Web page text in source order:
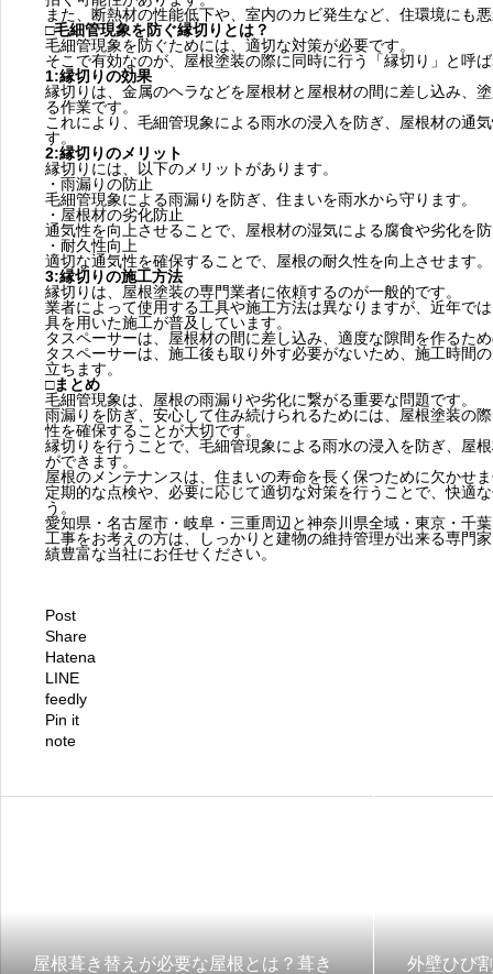
また、断熱材の性能低下や、室内のカビ発生など、住環境にも
□毛細管現象を防ぐ縁切りとは？
毛細管現象を防ぐためには、適切な対策が必要です。
そこで有効なのが、屋根塗装の際に同時に行う「縁切り」と呼
1:縁切りの効果
縁切りは、金属のヘラなどを屋根材と屋根材の間に差し込み、
る作業です。
これにより、毛細管現象による雨水の浸入を防ぎ、屋根材の通
す。
2:縁切りのメリット
縁切りには、以下のメリットがあります。
・雨漏りの防止
毛細管現象による雨漏りを防ぎ、住まいを雨水から守ります。
・屋根材の劣化防止
通気性を向上させることで、屋根材の湿気による腐食や劣化を
・耐久性向上
適切な通気性を確保することで、屋根の耐久性を向上させます。
3:縁切りの施工方法
縁切りは、屋根塗装の専門業者に依頼するのが一般的です。
業者によって使用する工具や施工方法は異なりますが、近年で
具を用いた施工が普及しています。
タスペーサーは、屋根材の間に差し込み、適度な隙間を作るた
タスペーサーは、施工後も取り外す必要がないため、施工時間
立ちます。
□まとめ
毛細管現象は、屋根の雨漏りや劣化に繋がる重要な問題です。
雨漏りを防ぎ、安心して住み続けられるためには、屋根塗装の
性を確保することが大切です。
縁切りを行うことで、毛細管現象による雨水の浸入を防ぎ、屋
ができます。
屋根のメンテナンスは、住まいの寿命を長く保つために欠かせ
定期的な点検や、必要に応じて適切な対策を行うことで、快適
う。
愛知県・名古屋市・岐阜・三重周辺と神奈川県全域・東京・千
工事をお考えの方は、しっかりと建物の維持管理が出来る専門
績豊富な当社にお任せください。
Post
Share
Hatena
LINE
feedly
Pin it
note
屋根葺き替えが必要な屋根とは？葺き
外壁ひび